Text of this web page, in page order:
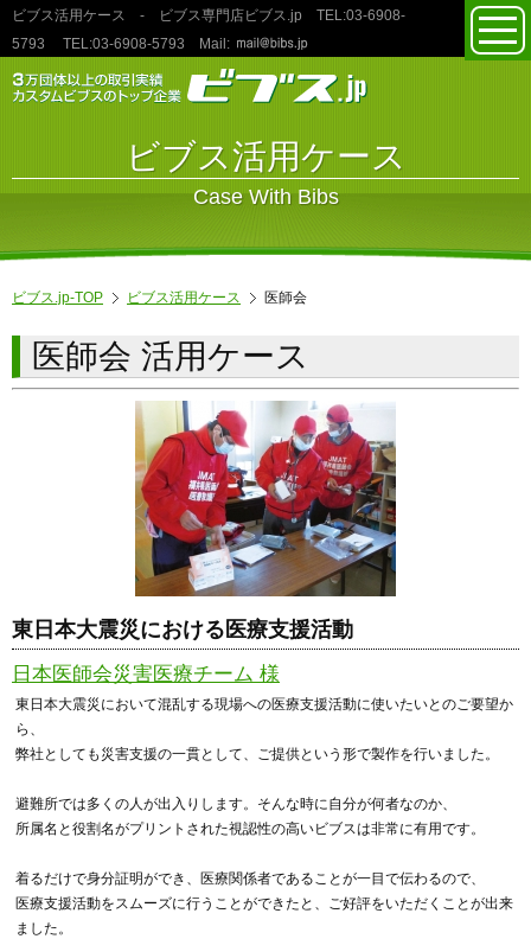
ビブス活用ケース - ビブス専門店ビブス.jp TEL:03‐6908‐
5793
TEL:03‐6908‐5793 Mail:
ビブス活用ケース
Case With Bibs
ビブス.jp-TOP ビブス活用ケース 医師会
医師会 活用ケース
東日本大震災における医療支援活動
日本医師会災害医療チーム 様
東日本大震災において混乱する現場への医療支援活動に使いたいとのご要望か
ら、
弊社としても災害支援の一貫として、ご提供という形で製作を行いました。
避難所では多くの人が出入りします。そんな時に自分が何者なのか、
所属名と役割名がプリントされた視認性の高いビブスは非常に有用です。
着るだけで身分証明ができ、医療関係者であることが一目で伝わるので、
医療支援活動をスムーズに行うことができたと、ご好評をいただくことが出来
ました。